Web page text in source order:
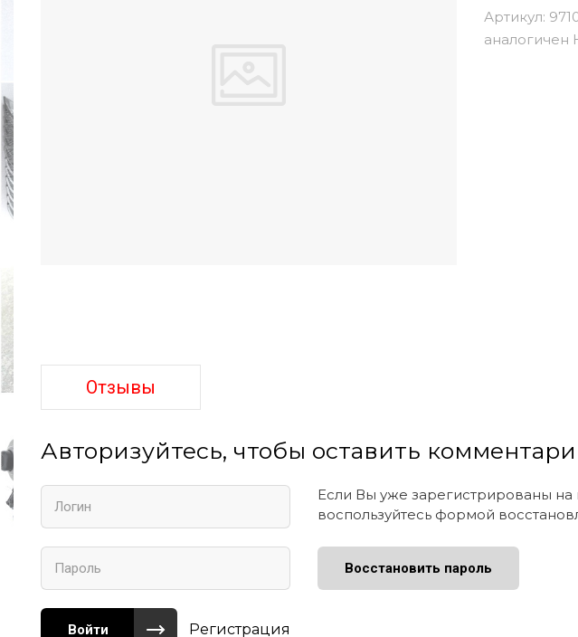
Артикул:
аналогичен
Отзывы
Авторизуйтесь, чтобы оставить
Войти Регистрация
Если Вы уже зарегистрированы
воспользуйтесь формой
Восстановить пароль